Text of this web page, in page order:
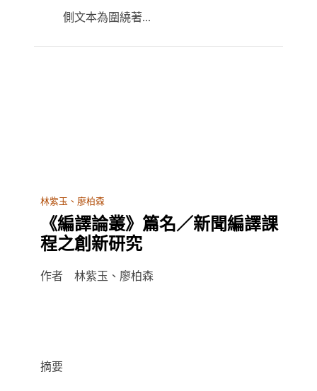
側文本為圍繞著...
林紫玉、廖柏森
《編譯論叢》篇名／新聞編譯課
程之創新研究
作者 林紫玉、廖柏森
摘要